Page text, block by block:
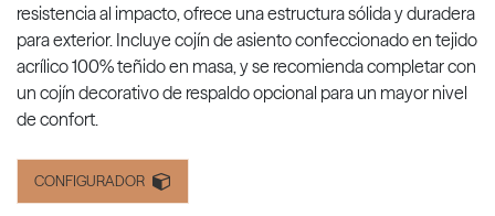
resistencia al impacto, ofrece una estructura sólida y duradera
para exterior. Incluye cojín de asiento confeccionado en tejido
acrílico 100% teñido en masa, y se recomienda completar con
un cojín decorativo de respaldo opcional para un mayor nivel
de confort.
CONFIGURADOR